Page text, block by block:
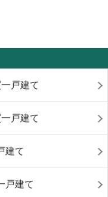
戸建て
戸建て
建て
戸建て